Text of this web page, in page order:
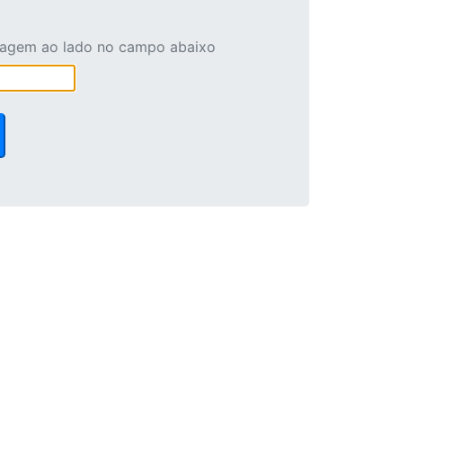
ao lado no campo abaixo